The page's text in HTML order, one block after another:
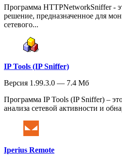
Программа HTTPNetworkSniffer -
решение, предназначенное для
сетевого...
IP Tools (IP Sniffer)
Версия 1.99.3.0 — 7.4 Мб
Программа IP Tools (IP Sniffer) –
анализа сетевой активности и
Iperius Remote